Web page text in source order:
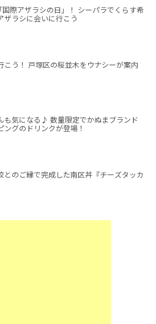
際アザラシの日」！ シーパラでくらす希
ザラシに会いに行こう
こう！ 戸塚区の桜並木をウナシーが案内
も気になる♪ 数量限定でかぬまブランド
ングのドリンクが登場！
とのご縁で完成した南区丼『チーズタッカ